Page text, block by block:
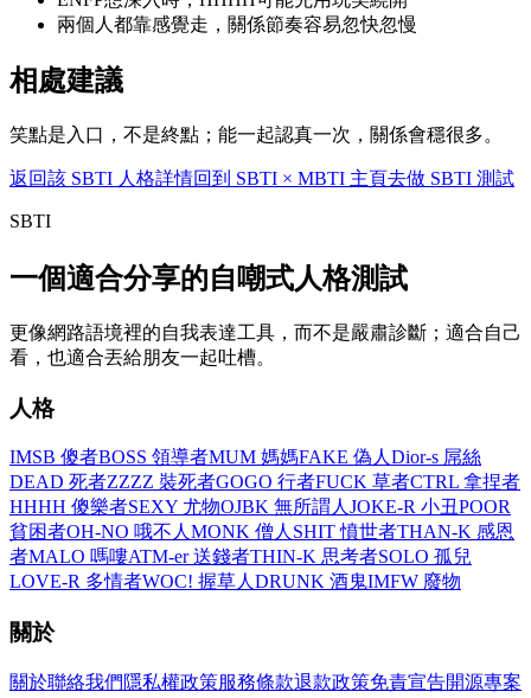
兩個人都靠感覺走，關係節奏容易忽快忽慢
相處建議
笑點是入口，不是終點；能一起認真一次，關係會穩很多。
返回該 SBTI 人格詳情回到 SBTI × MBTI 主頁去做 SBTI 測試
SBTI
一個適合分享的自嘲式人格測試
更像網路語境裡的自我表達工具，而不是嚴肅診斷；適合自己
看，也適合丟給朋友一起吐槽。
人格
IMSB 傻者BOSS 領導者MUM 媽媽FAKE 偽人 Dior-s 屌絲
DEAD 死者ZZZZ 裝死者GOGO 行者FUCK 草者CTRL 拿捏者
HHHH 傻樂者SEXY 尤物OJBK 無所謂人 JOKE-R 小丑POOR
貧困者OH-NO 哦不人 MONK 僧人 SHIT 憤世者THAN-K 感恩
者MALO 嗎嘍ATM-er 送錢者THIN-K 思考者SOLO 孤兒
LOVE-R 多情者WOC! 握草人 DRUNK 酒鬼IMFW 廢物
關於
關於聯絡我們 隱私權政策服務條款退款政策免責宣告開源專案